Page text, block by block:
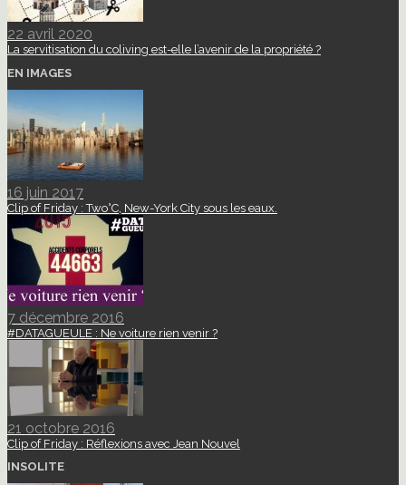
22 avril 2020
La servitisation du coliving est-elle l’avenir de la propriété ?
EN IMAGES
16 juin 2017
Clip of Friday : Two°C, New-York City sous les eaux.
7 décembre 2016
#DATAGUEULE : Ne voiture rien venir ?
21 octobre 2016
Clip of Friday : Réflexions avec Jean Nouvel
INSOLITE